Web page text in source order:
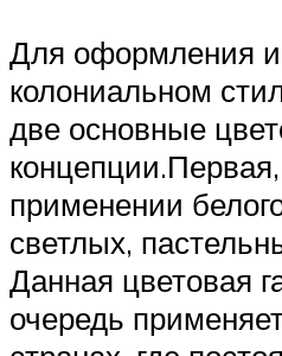
Для оформления
колониальном
две основные
применении
светлых,
Данная цветовая
очередь